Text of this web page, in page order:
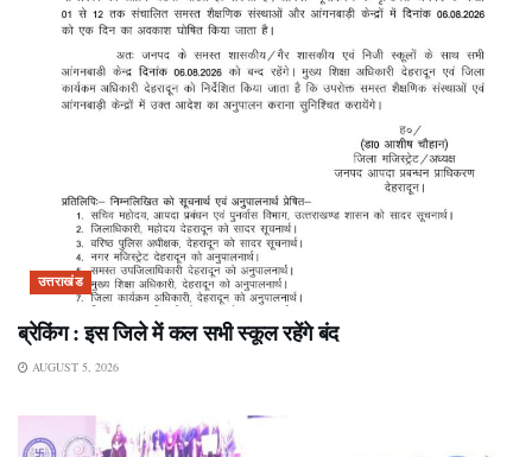
उत्तराखंड
ब्रेकिंग : इस जिले में कल सभी स्कूल रहेंगे बंद
AUGUST 5, 2026